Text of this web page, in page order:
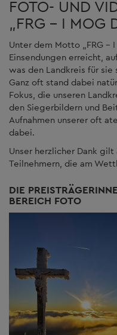
FOTO- UND
„FRG – I MOG
Unter dem Motto „FRG –
Einsendungen erreicht,
was den Landkreis für
Ganz oft stand dabei
Fokus, die unseren
den Siegerbildern und
Aufnahmen unserer oft
dabei.
Unser herzlicher Dank
Teilnehmern, die am
DIE
BEREICH FOTO